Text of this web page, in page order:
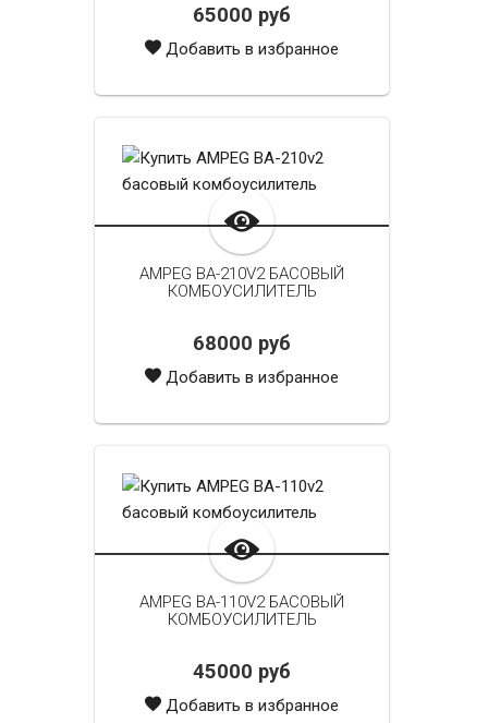
65000 руб
Добавить в избранное
AMPEG BA-210V2 БАСОВЫЙ
КОМБОУСИЛИТЕЛЬ
68000 руб
Добавить в избранное
AMPEG BA-110V2 БАСОВЫЙ
КОМБОУСИЛИТЕЛЬ
45000 руб
Добавить в избранное